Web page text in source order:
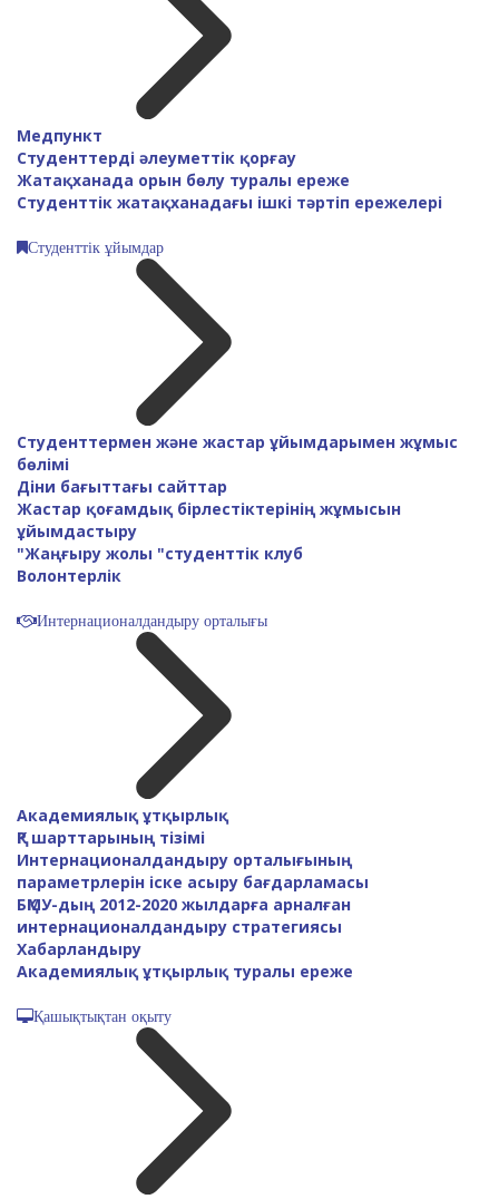
Медпункт
Студенттерді әлеуметтік қорғау
Жатақханада орын бөлу туралы ереже
Студенттік жатақханадағы ішкі тәртіп ережелері
Студенттік ұйымдар
Студенттермен және жастар ұйымдарымен жұмыс
бөлімі
Діни бағыттағы сайттар
Жастар қоғамдық бірлестіктерінің жұмысын
ұйымдастыру
"Жаңғыру жолы "студенттік клуб
Волонтерлік
Интернационалдандыру орталығы
Академиялық ұтқырлық
ҚР шарттарының тізімі
Интернационалдандыру орталығының
параметрлерін іске асыру бағдарламасы
БҚМУ-дың 2012-2020 жылдарға арналған
интернационалдандыру стратегиясы
Хабарландыру
Академиялық ұтқырлық туралы ереже
Қашықтықтан оқыту